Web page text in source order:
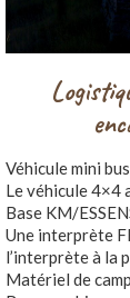
Véhicule mini
Le véhicule 4×4
Base KM/
Une interprète
l’interprète à la
Matériel de